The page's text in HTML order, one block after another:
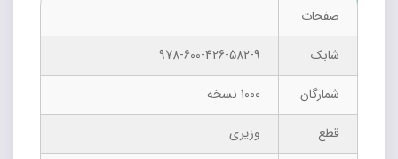
صفحات
شابک
978-600-426-582-9
شمارگان
1000 نسخه
قطع
وزیری